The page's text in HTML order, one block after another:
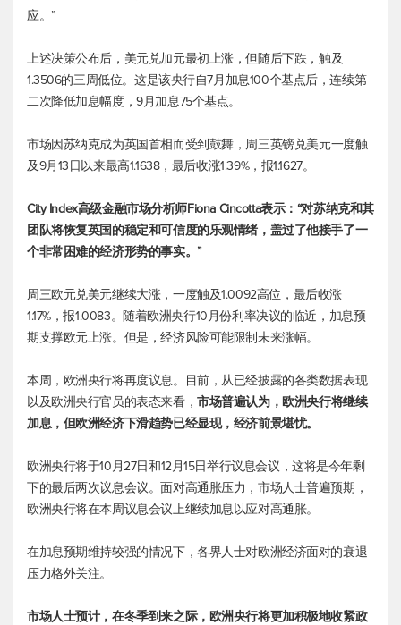
应。”
上述决策公布后， 美元兑加元最初上涨，但随后下跌，触及
1.3506的三周低位。这是该央行自7月加息100个基点后，连续第
二次降低加息幅度，9月加息75个基点。
市场因苏纳克成为英国首相而受到鼓舞，周三英镑兑美元一度触
及9月13日以来最高1.1638，最后收涨1.39%，报1.1627。
City Index高级金融市场分析师Fiona Cincotta表示：“对苏纳克和其
团队将恢复英国的稳定和可信度的乐观情绪，盖过了他接手了一
个非常困难的经济形势的事实。”
周三欧元兑美元继续大涨，一度触及1.0092高位，最后收涨
1.17%，报1.0083。随着欧洲央行10月份利率决议的临近，加息预
期支撑欧元上涨。但是，经济风险可能限制未来涨幅。
本周，欧洲央行将再度议息。目前，从已经披露的各类数据表现
以及欧洲央行官员的表态来看，市场普遍认为，欧洲央行将继续
加息，但欧洲经济下滑趋势已经显现，经济前景堪忧。
欧洲央行将于10月27日和12月15日举行议息会议，这将是今年剩
下的最后两次议息会议。面对高通胀压力，市场人士普遍预期，
欧洲央行将在本周议息会议上继续加息以应对高通胀。
在加息预期维持较强的情况下，各界人士对欧洲经济面对的衰退
压力格外关注。
市场人士预计，在冬季到来之际，欧洲央行将更加积极地收紧政